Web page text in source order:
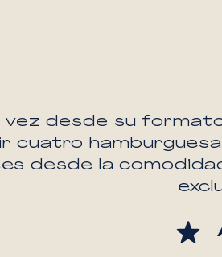
vez desde su
cuatro
desde la